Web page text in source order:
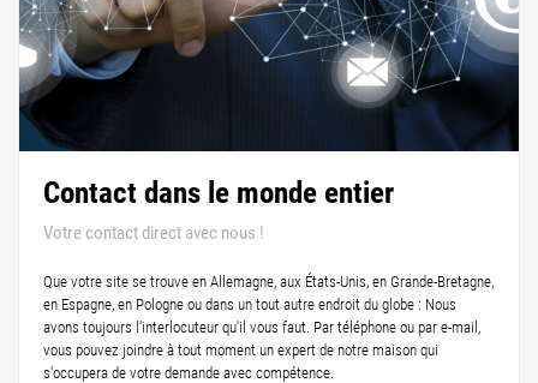
Contact dans le monde entier
Votre contact direct avec nous !
Que votre site se trouve en Allemagne, aux États-Unis, en Grande-Bretagne,
en Espagne, en Pologne ou dans un tout autre endroit du globe : Nous
avons toujours l'interlocuteur qu'il vous faut. Par téléphone ou par e-mail,
vous pouvez joindre à tout moment un expert de notre maison qui
s'occupera de votre demande avec compétence.